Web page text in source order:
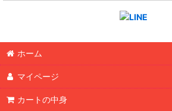
ホーム
マイページ
カートの中身